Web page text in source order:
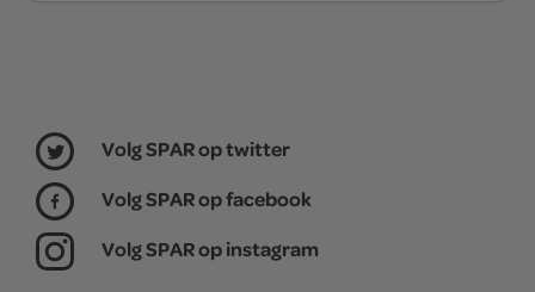
Volg SPAR op twitter
Volg SPAR op facebook
Volg SPAR op instagram